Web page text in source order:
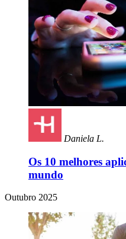
Daniela L.
Os 10 melhores
mundo
Outubro 2025